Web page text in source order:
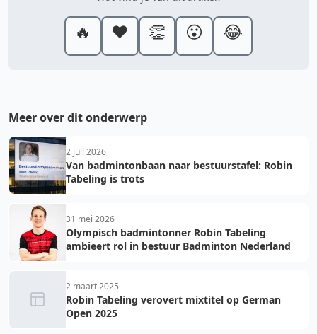
🔥 ❤️ 👏 😮 😂
Meer over dit onderwerp
2 juli 2026
Van badmintonbaan naar bestuurstafel: Robin
Tabeling is trots
31 mei 2026
Olympisch badmintonner Robin Tabeling
ambieert rol in bestuur Badminton Nederland
2 maart 2025
Robin Tabeling verovert mixtitel op German
Open 2025